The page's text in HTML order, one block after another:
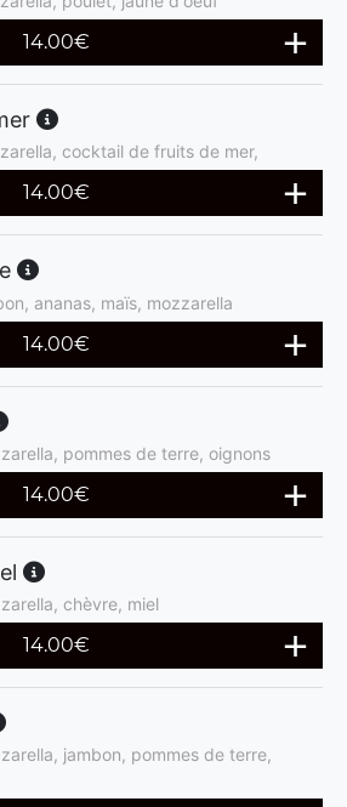
14.00€
cocktail de fruits de mer,
14.00€
ananas, maïs, mozzarella
14.00€
pommes de terre, oignons
14.00€
chèvre, miel
14.00€
jambon, pommes de terre,